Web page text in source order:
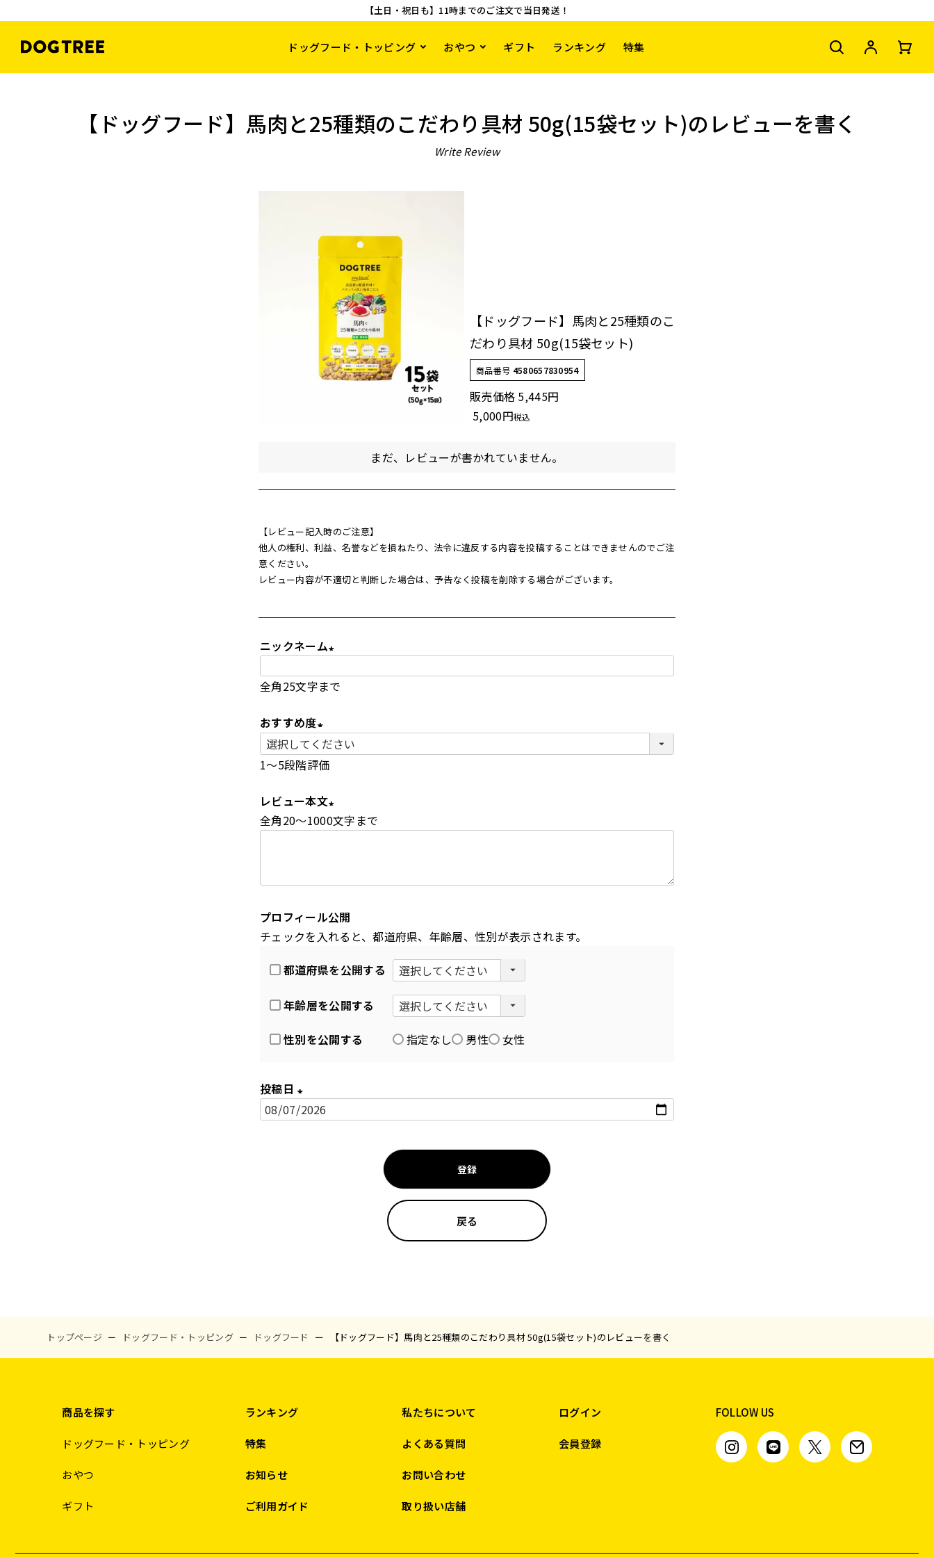
【土日・祝日も】11時までのご注文で当日発送！
ドッグフード・トッピング おやつ ギフト ランキング 特集
【ドッグフード】馬肉と25種類のこだわり具材 50g(15袋セット)のレビューを書く
Write Review
【ドッグフード】馬肉と25種類のこ
だわり具材 50g(15袋セット)
商品番号 4580657830954
販売価格 5,445
5,000
税込
まだ、レビューが書かれていません。
【レビュー記入時のご注意】
他人の権利、利益、名誉などを損ねたり、法令に違反する内容を投稿することはできませんのでご注
意ください。
レビュー内容が不適切と判断した場合は、予告なく投稿を削除する場合がございます。
ニックネーム
(
必
)
全角25文字まで
おすすめ度
(
必
)
1～5段階評価
レビュー本文
(
)
全角20～1000文字まで
プロフィール公開
チェックを入れると、都道府県、年齢層、性別が表示されます。
都道府県を公開する
年齢層を公開する
性別を公開する 指定なし 男性 女性
投稿日
(
登録
戻る
トップページ ドッグフード・トッピング ドッグフード 【ドッグフード】馬肉と25種類のこだわり具材 50g(15袋セット)のレビューを書く
FOLLOW US
商品を探す
ドッグフード・トッピング
おやつ
ギフト
ランキング
特集
お知らせ
ご利用ガイド
私たちについて
よくある質問
お問い合わせ
取り扱い店舗
ログイン
会員登録